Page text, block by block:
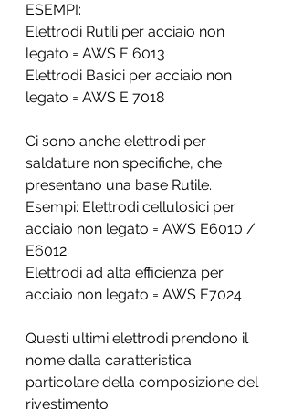
ESEMPI:
Elettrodi Rutili per acciaio non
legato = AWS E 6013
Elettrodi Basici per acciaio non
legato = AWS E 7018
Ci sono anche elettrodi per
saldature non specifiche, che
presentano una base Rutile.
Esempi: Elettrodi cellulosici per
acciaio non legato = AWS E6010 /
E6012
Elettrodi ad alta efficienza per
acciaio non legato = AWS E7024
Questi ultimi elettrodi prendono il
nome dalla caratteristica
particolare della composizione del
rivestimento